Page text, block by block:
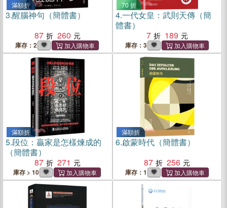
滿額折
3.醒腦神句（簡體書）
87
260
庫存：2
70 折
4.一代女皇：武則天傳（簡
體書）
7
189
庫存：3
滿額折
5.段位：贏家是怎樣煉成的
（簡體書）
87
271
庫存 > 10
滿額折
6.啟蒙時代（簡體書）
87
256
庫存：1